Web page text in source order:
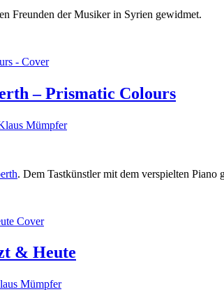
Freunden der Musiker in Syrien gewidmet.
– Prismatic Colours
Mümpfer
. Dem Tastkünstler mit dem verspielten Piano
& Heute
Mümpfer